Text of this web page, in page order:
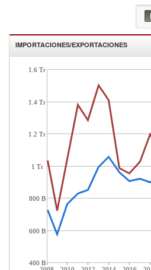
IMPORTACIONES/EXPORTACIONES
1.6 Tr
1.4 Tr
1.2 Tr
1 Tr
800 B
600 B
400 B